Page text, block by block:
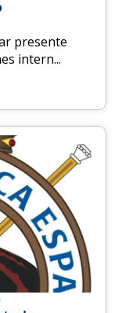
presente
intern...